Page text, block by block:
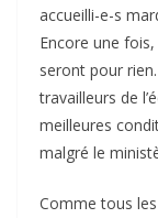
accueilli-e-s
Encore une
seront pour
travailleurs de
meilleures
malgré le
Comme tous